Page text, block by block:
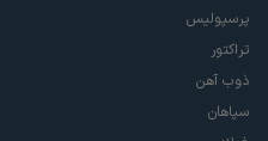
پرسپولیس
تراکتور
ذوب آهن
سپاهان